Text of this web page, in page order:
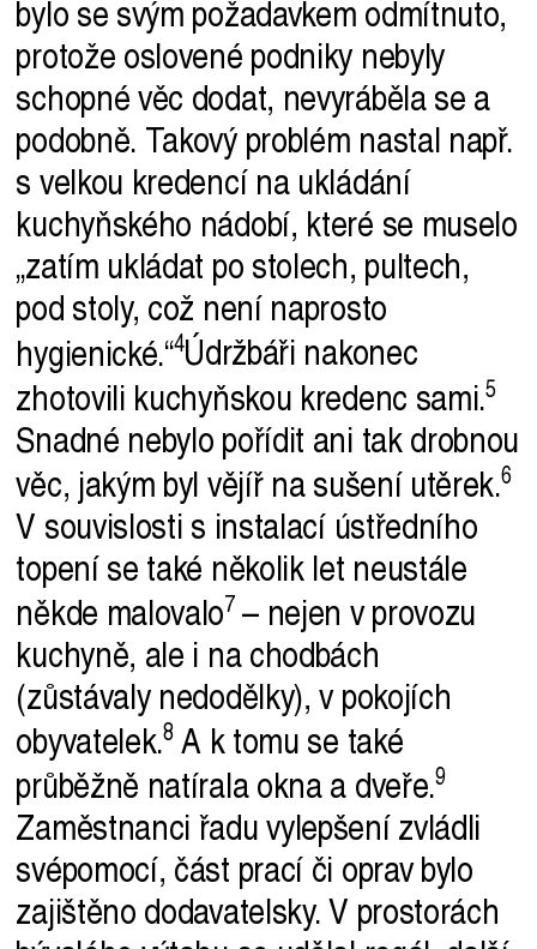
bylo se svým požadavkem odmítnuto,
protože oslovené podniky nebyly
schopné věc dodat, nevyráběla se a
podobně. Takový problém nastal např.
s velkou kredencí na ukládání
kuchyňského nádobí, které se muselo
„zatím ukládat po stolech, pultech,
pod stoly, což není naprosto
hygienické.“ Údržbáři nakonec
zhotovili kuchyňskou kredenc sami.
Snadné nebylo pořídit ani tak drobnou
věc, jakým byl vějíř na sušeníutěrek.
V souvislosti s instalací ústředního
topení se také několik let neustále
někde malovalo – nejen v provozu
kuchyně, ale i na chodbách
(zůstávaly nedodělky), v pokojích
obyvatelek. A k tomu se také
průběžně natírala okna adveře.
Zaměstnanci řadu vylepšení zvládli
svépomocí, část prací či oprav bylo
zajištěno dodavatelsky. V prostorách